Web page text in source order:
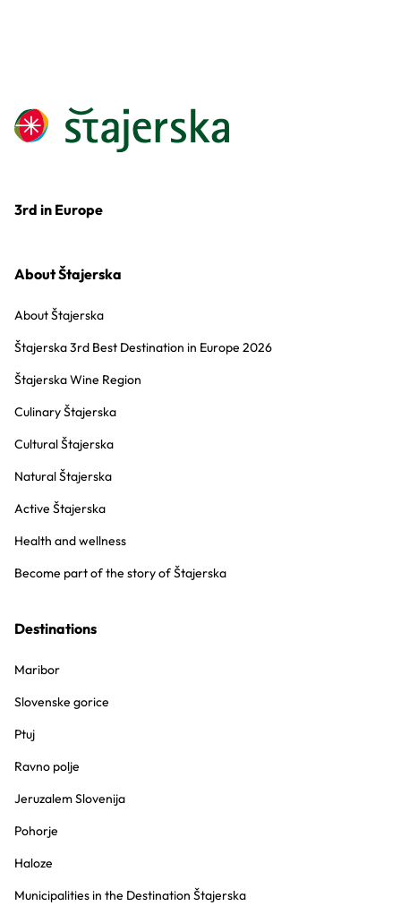
3rd in Europe
About Štajerska
About Štajerska
Štajerska 3rd Best Destination in Europe 2026
Štajerska Wine Region
Culinary Štajerska
Cultural Štajerska
Natural Štajerska
Active Štajerska
Health and wellness
Become part of the story of Štajerska
Destinations
Maribor
Slovenske gorice
Ptuj
Ravno polje
Jeruzalem Slovenija
Pohorje
Haloze
Municipalities in the Destination Štajerska